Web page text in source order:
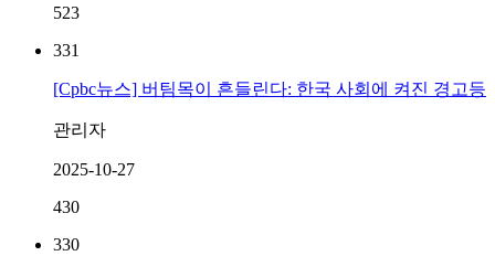
523
331
[Cpbc뉴스] 버팀목이 흔들린다: 한국 사회에 켜진 경고등
관리자
2025-10-27
430
330